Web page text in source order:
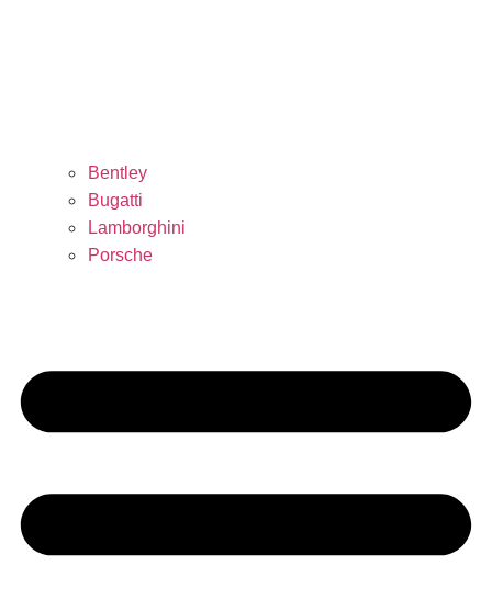
Bentley
Bugatti
Lamborghini
Porsche